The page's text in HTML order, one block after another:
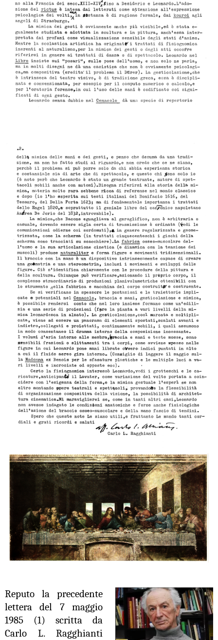
Reputo la precedente
lettera del 7 maggio
1985 (1) scritta da
Carlo L. Ragghianti